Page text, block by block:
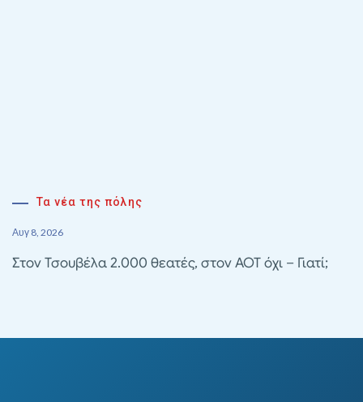
Τα νέα της πόλης
Αυγ 8, 2026
Στον Τσουβέλα 2.000 θεατές, στον ΑΟΤ όχι – Γιατί;